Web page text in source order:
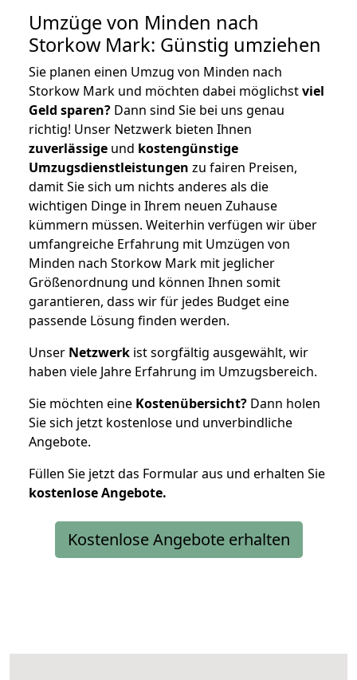
Umzüge von Minden nach
Storkow Mark: Günstig umziehen
Sie planen einen Umzug von Minden nach
Storkow Mark und möchten dabei möglichstviel
Geld sparen? Dann sind Sie bei uns genau
richtig! Unser Netzwerk bieten Ihnen
zuverlässige und kostengünstige
Umzugsdienstleistungen zu fairen Preisen,
damit Sie sich um nichts anderes als die
wichtigen Dinge in Ihrem neuen Zuhause
kümmern müssen. Weiterhin verfügen wir über
umfangreiche Erfahrung mit Umzügen von
Minden nach Storkow Mark mit jeglicher
Größenordnung und können Ihnen somit
garantieren, dass wir für jedes Budget eine
passende Lösung finden werden.
Unser Netzwerk ist sorgfältig ausgewählt, wir
haben viele Jahre Erfahrung im Umzugsbereich.
Sie möchten eine Kostenübersicht? Dann holen
Sie sich jetzt kostenlose und unverbindliche
Angebote.
Füllen Sie jetzt das Formular aus und erhalten Sie
kostenloseAngebote.
Kostenlose Angebote erhalten